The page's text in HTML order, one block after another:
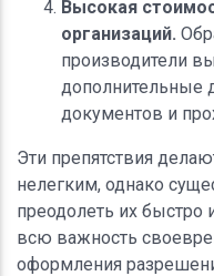
Высокая
организаций.
производители
дополнительные
документов и
Эти препятствия
нелегким, однако
преодолеть их
всю важность
оформления